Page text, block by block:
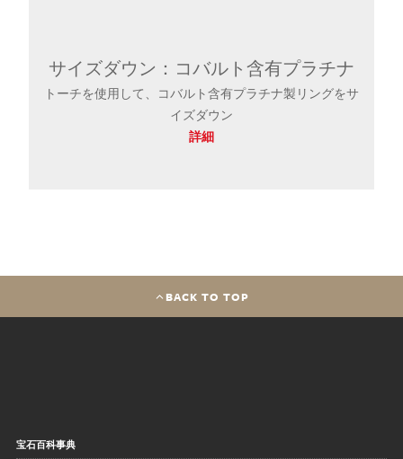
サイズダウン：コバルト含有プラチナ
トーチを使用して、コバルト含有プラチナ製リングをサ
イズダウン
詳細
BACK TO TOP
宝石百科事典